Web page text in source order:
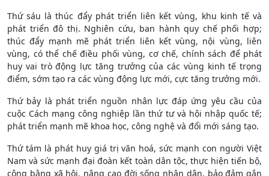
Thứ sáu là thúc đẩy phát triển liên kết vùng, khu kinh tế và
phát triển đô thị. Nghiên cứu, ban hành quy chế phối hợp;
thúc đẩy mạnh mẽ phát triển liên kết vùng, nội vùng, liên
vùng, có thể chế điều phối vùng, cơ chế, chính sách để phát
huy vai trò động lực tăng trưởng của các vùng kinh tế trọng
điểm, sớm tạo ra các vùng động lực mới, cực tăng trưởng mới.
Thứ bảy là phát triển nguồn nhân lực đáp ứng yêu cầu của
cuộc Cách mạng công nghiệp lần thứ tư và hội nhập quốc tế;
phát triển mạnh mẽ khoa học, công nghệ và đổi mới sáng tạo.
Thứ tám là phát huy giá trị văn hoá, sức mạnh con người Việt
Nam và sức mạnh đại đoàn kết toàn dân tộc, thực hiện tiến bộ,
công bằng xã hội, nâng cao đời sống nhân dân, bảo đảm gắn